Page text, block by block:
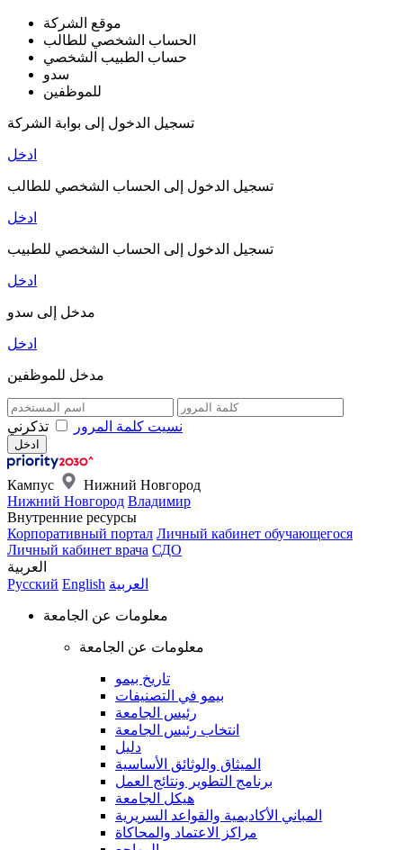
موقع الشركة
الحساب الشخصي للطالب
حساب الطبيب الشخصي
سدو
للموظفين
تسجيل الدخول إلى بوابة الشركة
ادخل
تسجيل الدخول إلى الحساب الشخصي للطالب
ادخل
تسجيل الدخول إلى الحساب الشخصي للطبيب
ادخل
مدخل إلى سدو
ادخل
مدخل للموظفين
نسيت كلمة المرور تذكرني
Кампус
Нижний Новгород
Нижний Новгород Владимир
Внутренние ресурсы
Корпоративный портал Личный кабинет обучающегося
Личный кабинет врача СДО
العربية
Русский English العربية
معلومات عن الجامعة
معلومات عن الجامعة
تاريخ بيمو
بيمو في التصنيفات
رئيس الجامعة
انتخاب رئيس الجامعة
دليل
الميثاق والوثائق الأساسية
برنامج التطوير ونتائج العمل
هيكل الجامعة
المباني الأكاديمية والقواعد السريرية
مراكز الاعتماد والمحاكاة